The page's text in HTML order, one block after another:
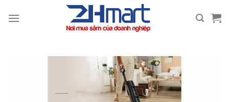
qua